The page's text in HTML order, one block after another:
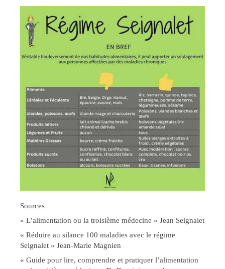
Sources
« L’alimentation ou la troisième médecine » Jean Seignalet
« Réduire au silance 100 maladies avec le régime
Seignalet » Jean-Marie Magnien
« Guide pour lire, comprendre et pratiquer l’alimentation